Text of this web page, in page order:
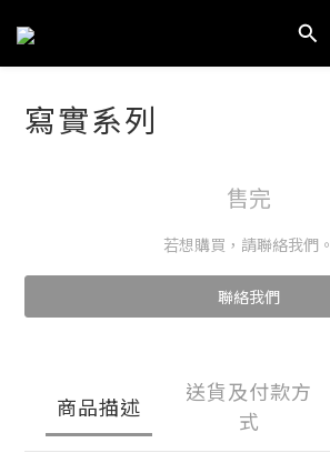
寫實系列
售完
若想購買，請聯絡我們。
聯絡我們
商品描述
送貨及付款方
式